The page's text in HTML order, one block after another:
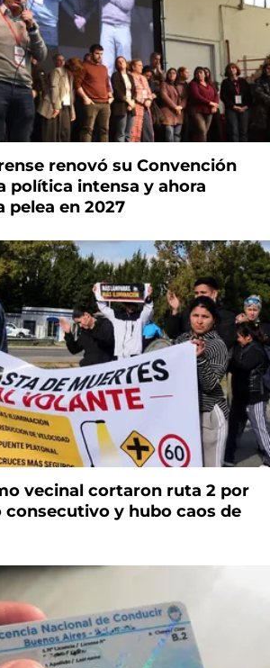
renovó su Convención
política intensa y ahora
pelea en 2027
vecinal cortaron ruta 2 por
consecutivo y hubo caos de